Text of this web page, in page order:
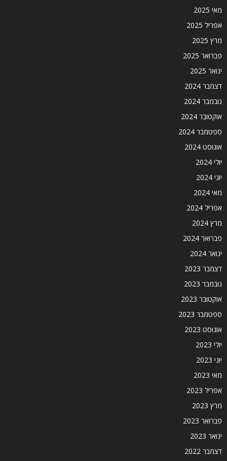
מאי 2025
אפריל 2025
מרץ 2025
פברואר 2025
ינואר 2025
דצמבר 2024
נובמבר 2024
אוקטובר 2024
ספטמבר 2024
אוגוסט 2024
יולי 2024
יוני 2024
מאי 2024
אפריל 2024
מרץ 2024
פברואר 2024
ינואר 2024
דצמבר 2023
נובמבר 2023
אוקטובר 2023
ספטמבר 2023
אוגוסט 2023
יולי 2023
יוני 2023
מאי 2023
אפריל 2023
מרץ 2023
פברואר 2023
ינואר 2023
דצמבר 2022